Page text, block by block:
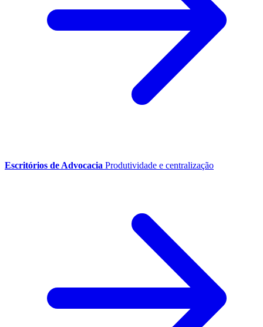
Escritórios de Advocacia Produtividade e centralização